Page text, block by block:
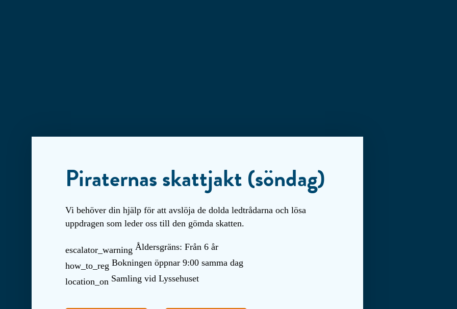
Piraternas skattjakt (söndag)
Vi behöver din hjälp för att avslöja de dolda ledtrådarna och lösa
uppdragen som leder oss till den gömda skatten.
escalator_warning Åldersgräns: Från 6 år
how_to_reg Bokningen öppnar 9:00 samma dag
location_on Samling vid Lyssehuset